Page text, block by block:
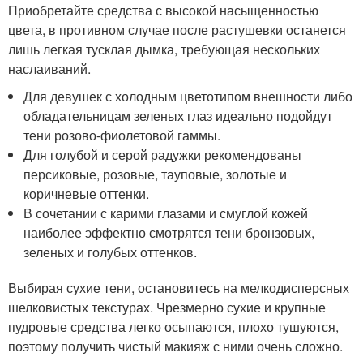
Приобретайте средства с высокой насыщенностью
цвета, в противном случае после растушевки останется
лишь легкая тусклая дымка, требующая нескольких
наслаиваний.
Для девушек с холодным цветотипом внешности либо
обладательницам зеленых глаз идеально подойдут
тени розово-фиолетовой гаммы.
Для голубой и серой радужки рекомендованы
персиковые, розовые, тауповые, золотые и
коричневые оттенки.
В сочетании с карими глазами и смуглой кожей
наиболее эффектно смотрятся тени бронзовых,
зеленых и голубых оттенков.
Выбирая сухие тени, остановитесь на мелкодисперсных
шелковистых текстурах. Чрезмерно сухие и крупные
пудровые средства легко осыпаются, плохо тушуются,
поэтому получить чистый макияж с ними очень сложно.